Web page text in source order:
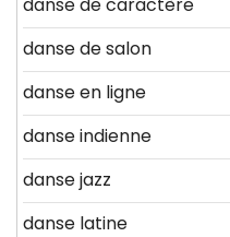
danse de salon
danse en ligne
danse indienne
danse jazz
danse latine